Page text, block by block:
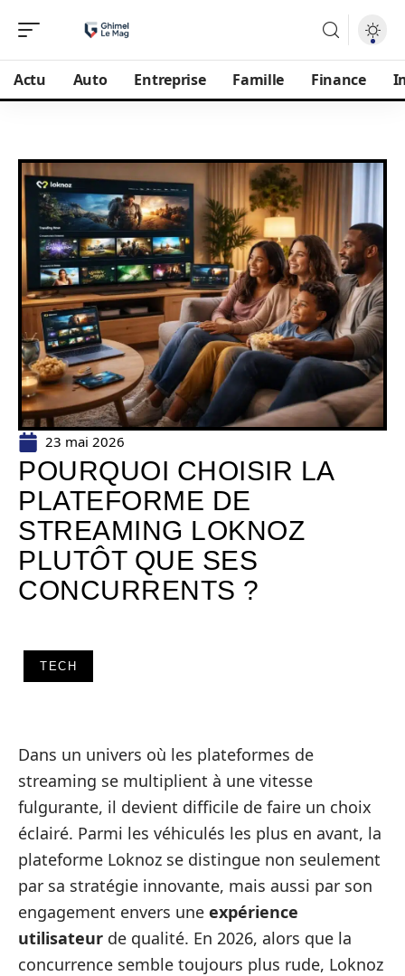
Actu Auto Entreprise Famille Finance
23 mai 2026
POURQUOI CHOISIR LA
PLATEFORME DE
STREAMING LOKNOZ
PLUTÔT QUE SES
CONCURRENTS ?
TECH
Dans un univers où les plateformes de
streaming se multiplient à une vitesse
fulgurante, il devient difficile de faire un choix
éclairé. Parmi les véhiculés les plus en avant, la
plateforme Loknoz se distingue non seulement
par sa stratégie innovante, mais aussi par son
engagement envers une expérience
utilisateur de qualité. En 2026, alors que la
concurrence semble toujours plus rude, Loknoz